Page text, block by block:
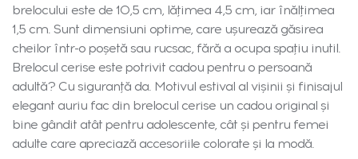
brelocului este de 10,5 cm, lățimea 4,5 cm, iar înălțimea
1,5 cm. Sunt dimensiuni optime, care ușurează găsirea
cheilor într-o poșetă sau rucsac, fără a ocupa spațiu inutil.
Brelocul cerise este potrivit cadou pentru o persoană
adultă? Cu siguranță da. Motivul estival al vișinii și finisajul
elegant auriu fac din brelocul cerise un cadou original și
bine gândit atât pentru adolescente, cât și pentru femei
adulte care apreciază accesoriile colorate și la modă.